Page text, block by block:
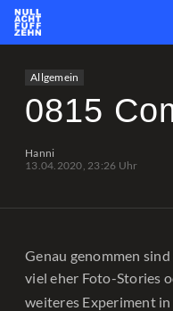
Allgemein
0815
Hanni
13.04.2020, 23:26 Uhr
Genau genommen
viel eher Foto-Stories
weiteres Experiment